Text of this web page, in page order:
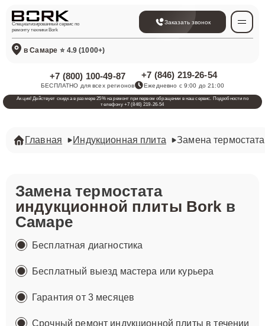
Специализированный сервис по
ремонту техники Bork
Заказать звонок
в Самаре ⭐ 4.9 (1000+)
+7 (800) 100-49-87
БЕСПЛАТНО для всех регионов
+7 (846) 219-26-54
Ежедневно с 9:00 до 21:00
Акция! Действует скидка в размере 25% на ремонт при первом обращении в наш сервис. Подробности по
телефону +7 (846) 219-26-54
Главная Индукционная плита Замена термостата
Замена термостата
индукционной плиты Borkв
Самаре
Бесплатная диагностика
Бесплатный выезд мастера или курьера
Гарантия от 3 месяцев
Срочный ремонт индукционной плиты в течении